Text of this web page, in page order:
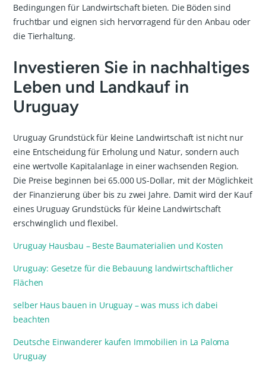
Bedingungen für Landwirtschaft bieten. Die Böden sind
fruchtbar und eignen sich hervorragend für den Anbau oder
die Tierhaltung.
Investieren Sie in nachhaltiges
Leben und Landkauf in
Uruguay
Uruguay Grundstück für kleine Landwirtschaft ist nicht nur
eine Entscheidung für Erholung und Natur, sondern auch
eine wertvolle Kapitalanlage in einer wachsenden Region.
Die Preise beginnen bei 65.000 US-Dollar, mit der Möglichkeit
der Finanzierung über bis zu zwei Jahre. Damit wird der Kauf
eines Uruguay Grundstücks für kleine Landwirtschaft
erschwinglich und flexibel.
Uruguay Hausbau – Beste Baumaterialien und Kosten
Uruguay: Gesetze für die Bebauung landwirtschaftlicher
Flächen
selber Haus bauen in Uruguay – was muss ich dabei
beachten
Deutsche Einwanderer kaufen Immobilien in La Paloma
Uruguay